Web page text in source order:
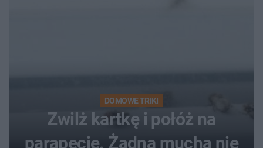
DOMOWE TRIKI
Zwilż kartkę i połóż na
parapecie. Żadna mucha nie